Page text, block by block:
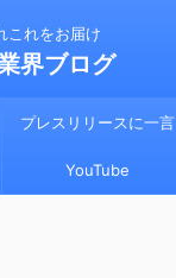
これをお届け
界ブログ
プレスリリースに一言
YouTube